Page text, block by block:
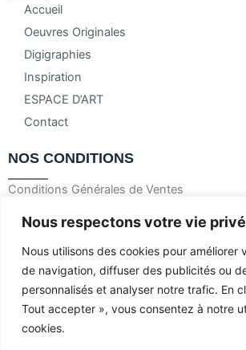
Nous respectons votre vie
Nous utilisons des cookies pour améliorer
de navigation, diffuser des publicités ou
personnalisés et analyser notre trafic. En
Tout accepter », vous consentez à notre
cookies.
Accueil
Oeuvres Originales
Digigraphies
Inspiration
ESPACE D’ART
Contact
NOS CONDITIONS
Conditions Générales de Ventes
Mentions Légales
Politique de retour et remboursement
© 2023 Françoise Dedon – Tous droits